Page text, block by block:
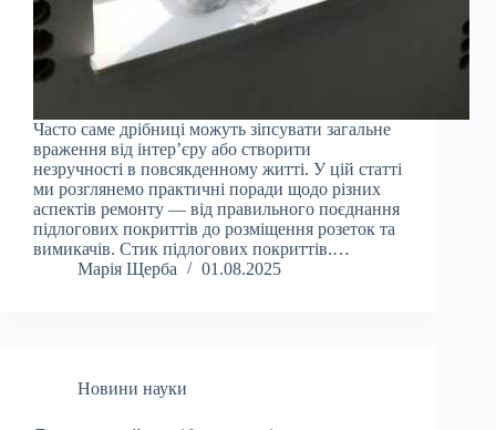
Часто саме дрібниці можуть зіпсувати загальне
враження від інтер’єру або створити
незручності в повсякденному житті. У цій статті
ми розглянемо практичні поради щодо різних
аспектів ремонту — від правильного поєднання
підлогових покриттів до розміщення розеток та
вимикачів. Стик підлогових покриттів.…
Марія Щерба
01.08.2025
Новини науки